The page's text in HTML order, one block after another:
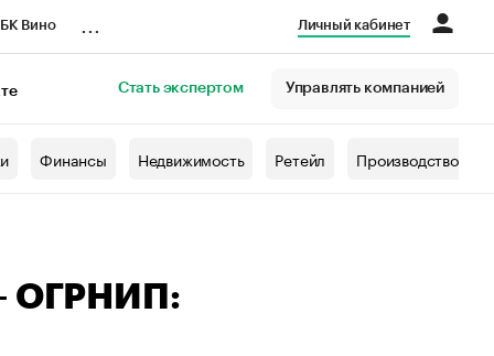
Вино Личный кабинет
Стать экспертом Управлять компанией
Финансы Недвижимость Ретейл Производство
ОГРНИП: